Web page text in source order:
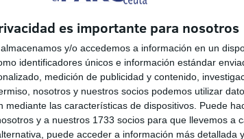
es importante para nosotros
almacenamos y/o accedemos a información en un
identificadores únicos e información estándar
medición de publicidad y contenido,
nosotros y nuestros socios podemos utilizar
mediante las características de dispositivos. Puede
y a nuestros 1733 socios para que llevemos a
puede acceder a información más detallada